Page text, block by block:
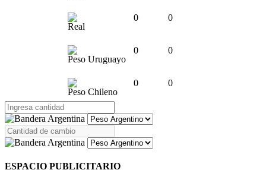
Real
0 0
Peso Uruguayo
0 0
Peso Chileno
0 0
ESPACIO PUBLICITARIO